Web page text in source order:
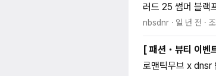
러드 25 썸머 블랙
nbsdnr 일 년 전
[ 패션・뷰티 이벤
로맨틱무브 x dnsr